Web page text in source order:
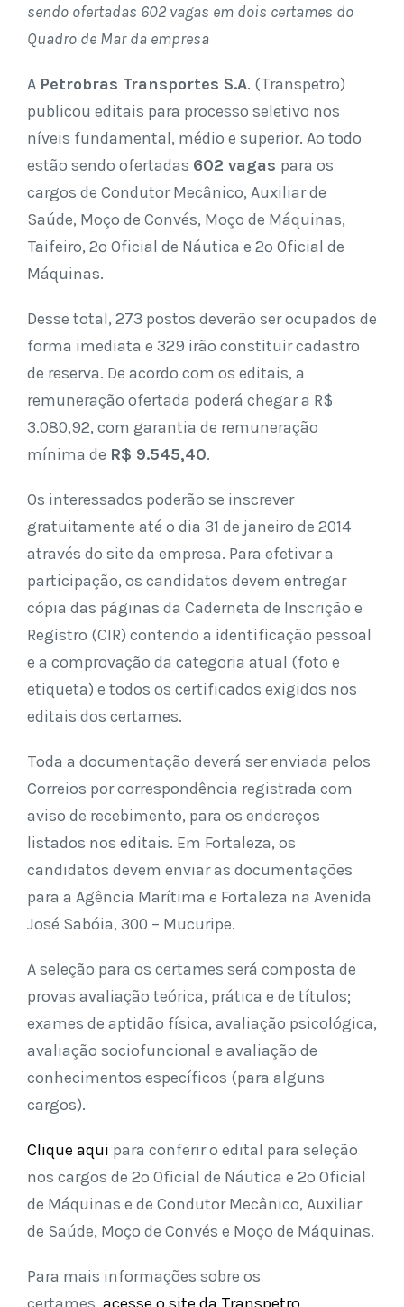
sendo ofertadas 602 vagas em dois certames do
Quadro de Mar da empresa
A Petrobras Transportes S.A. (Transpetro)
publicou editais para processo seletivo nos
níveis fundamental, médio e superior. Ao todo
estão sendo ofertadas 602 vagas para os
cargos de Condutor Mecânico, Auxiliar de
Saúde, Moço de Convés, Moço de Máquinas,
Taifeiro, 2º Oficial de Náutica e 2º Oficial de
Máquinas.
Desse total, 273 postos deverão ser ocupados de
forma imediata e 329 irão constituir cadastro
de reserva. De acordo com os editais, a
remuneração ofertada poderá chegar a R$
3.080,92, com garantia de remuneração
mínima de R$ 9.545,40.
Os interessados poderão se inscrever
gratuitamente até o dia 31 de janeiro de 2014
através do site da empresa. Para efetivar a
participação, os candidatos devem entregar
cópia das páginas da Caderneta de Inscrição e
Registro (CIR) contendo a identificação pessoal
e a comprovação da categoria atual (foto e
etiqueta) e todos os certificados exigidos nos
editais dos certames.
Toda a documentação deverá ser enviada pelos
Correios por correspondência registrada com
aviso de recebimento, para os endereços
listados nos editais. Em Fortaleza, os
candidatos devem enviar as documentações
para a Agência Marítima e Fortaleza na Avenida
José Sabóia, 300 – Mucuripe.
A seleção para os certames será composta de
provas avaliação teórica, prática e de títulos;
exames de aptidão física, avaliação psicológica,
avaliação sociofuncional e avaliação de
conhecimentos específicos (para alguns
cargos).
Clique aqui para conferir o edital para seleção
nos cargos de 2º Oficial de Náutica e 2º Oficial
de Máquinas e de Condutor Mecânico, Auxiliar
de Saúde, Moço de Convés e Moço de Máquinas.
Para mais informações sobre os
certames, acesse o site da Transpetro